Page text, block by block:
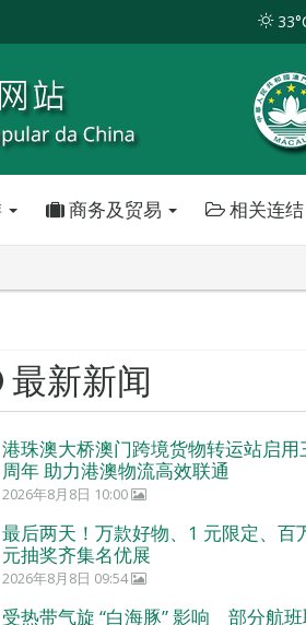
商务及贸易 相关连结
最新新闻
港珠澳大桥澳门跨境货物转运站启用
周年 助力港澳物流高效联通
2026年8月8日 10:00
最后两天！万款好物、1 元限定、百
元抽奖齐集名优展
2026年8月8日 09:54
受热带气旋 “白海豚” 影响 部分航班